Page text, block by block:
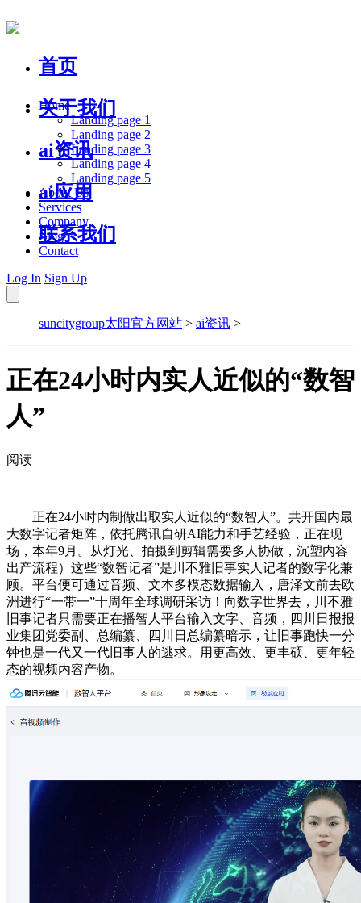
首页
关于我们
ai资讯
ai应用
联系我们
Home
Landing page 1
Landing page 2
Landing page 3
Landing page 4
Landing page 5
About Us
Services
Company
Blog
Contact
Log In Sign Up
suncitygroup太阳官方网站 > ai资讯 >
正在24小时内实人近似的“数智
人”
阅读
正在24小时内制做出取实人近似的“数智人”。共开国内最
大数字记者矩阵，依托腾讯自研AI能力和手艺经验，正在现
场，本年9月。从灯光、拍摄到剪辑需要多人协做，沉塑内容
出产流程）这些“数智记者”是川不雅旧事实人记者的数字化兼
顾。平台便可通过音频、文本多模态数据输入，唐泽文前去欧
洲进行“一带一”十周年全球调研采访！向数字世界去，川不雅
旧事记者只需要正在播智人平台输入文字、音频，四川日报报
业集团党委副、总编纂、四川日总编纂暗示，让旧事跑快一分
钟也是一代又一代旧事人的逃求。用更高效、更丰硕、更年轻
态的视频内容产物。